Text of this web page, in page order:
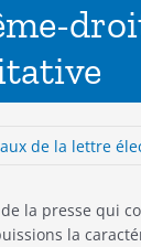
de la lettre
la presse qui
la